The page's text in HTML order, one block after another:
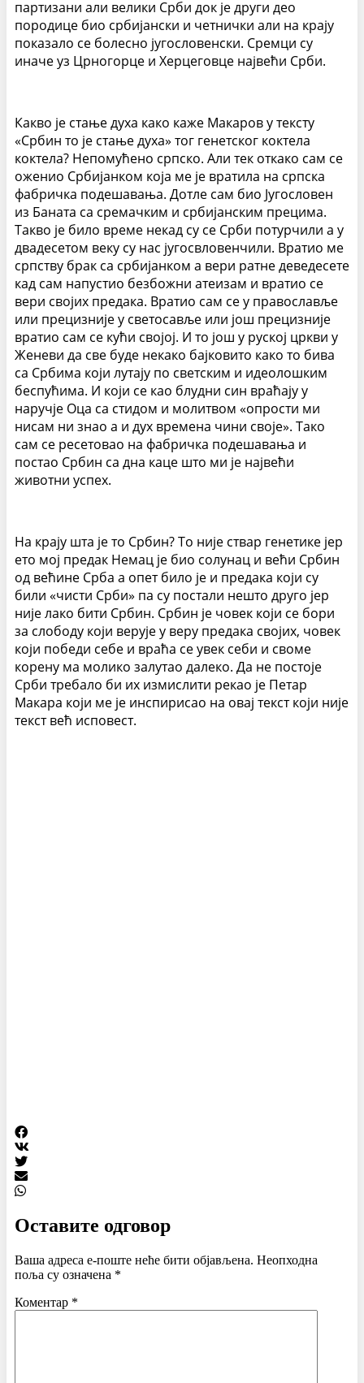
партизани али велики Срби док је други део
породице био србијански и четнички али на крају
показало се болесно југословенски. Сремци су
иначе уз Црногорце и Херцеговце највећи Срби.
Какво је стање духа како каже Макаров у тексту
«Србин то је стање духа» тог генетског коктела
коктела? Непомућено српско. Али тек откако сам се
оженио Србијанком која ме је вратила на српска
фабричка подешавања. Дотле сам био Југословен
из Баната са сремачким и србијанским прецима.
Такво је било време некад су се Срби потурчили а у
двадесетом веку су нас југосвловенчили. Вратио ме
српству брак са србијанком а вери ратне деведесете
кад сам напустио безбожни атеизам и вратио се
вери својих предака. Вратио сам се у православље
или прецизније у светосавље или још прецизније
вратио сам се кући својој. И то још у руској цркви у
Женеви да све буде некако бајковито како то бива
са Србима који лутају по светским и идеолошким
беспућима. И који се као блудни син враћају у
наручје Оца са стидом и молитвом «опрости ми
нисам ни знао а и дух времена чини своје». Тако
сам се ресетовао на фабричка подешавања и
постао Србин са дна каце што ми је највећи
животни успех.
На крају шта је то Србин? То није ствар генетике јер
ето мој предак Немац је био солунац и већи Србин
од већине Срба а опет било је и предака који су
били «чисти Срби» па су постали нешто друго јер
није лако бити Србин. Србин је човек који се бори
за слободу који верује у веру предака својих, човек
који победи себе и враћа се увек себи и своме
корену ма молико залутао далеко. Да не постоје
Срби требало би их измислити рекао је Петар
Макара који ме је инспирисао на овај текст који није
текст већ исповест.
Оставите одговор
Ваша адреса е-поште неће бити објављена. Неопходна
поља су означена *
Коментар *